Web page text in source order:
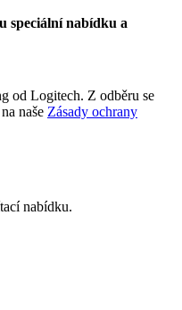
speciální nabídku a
od Logitech. Z odběru se
naše Zásady ochrany
nabídku.